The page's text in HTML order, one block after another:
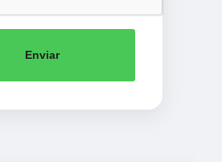
Enviar